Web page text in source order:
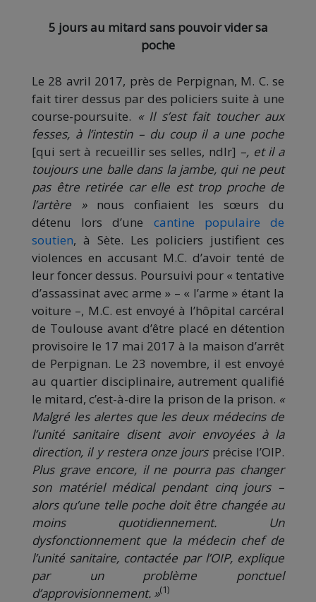
5 jours au mitard sans pouvoir vider sa
poche
Le 28 avril 2017, près de Perpignan, M. C. se
fait tirer dessus par des policiers suite à une
course-poursuite. « Il s’est fait toucher aux
fesses, à l’intestin – du coup il a une poche
[qui sert à recueillir ses selles, ndlr] –, et il a
toujours une balle dans la jambe, qui ne peut
pas être retirée car elle est trop proche de
l’artère »nous confiaient les sœurs du
détenu lors d’une cantine populaire de
soutien, à Sète. Les policiers justifient ces
violences en accusant M.C. d’avoir tenté de
leur foncer dessus. Poursuivi pour « tentative
d’assassinat avec arme » – « l’arme » étant la
voiture –, M.C. est envoyé à l’hôpital carcéral
de Toulouse avant d’être placé en détention
provisoire le 17 mai 2017 à la maison d’arrêt
de Perpignan. Le 23 novembre, il est envoyé
au quartier disciplinaire, autrement qualifié
le mitard, c’est-à-dire la prison de la prison. «
Malgré les alertes que les deux médecins de
l’unité sanitaire disent avoir envoyées à la
direction, il y restera onze joursprécise l’OIP.
Plus grave encore, il ne pourra pas changer
son matériel médical pendant cinq jours –
alors qu’une telle poche doit être changée au
moins quotidiennement. Un
dysfonctionnement que la médecin chef de
l’unité sanitaire, contactée par l’OIP, explique
par un problème ponctuel
d’approvisionnement. »(1)